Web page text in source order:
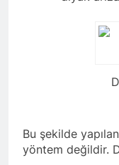
Bu şekilde
yöntem değildir.